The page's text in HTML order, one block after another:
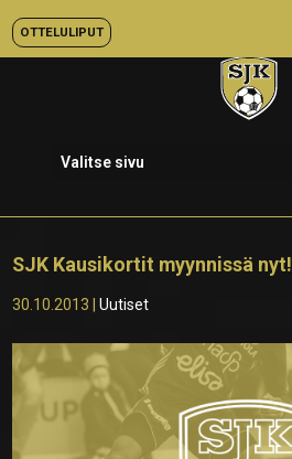
OTTELULIPUT
Valitse sivu
SJK Kausikortit myynnissä nyt!
30.10.2013 |Uutiset